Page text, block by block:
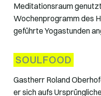
Meditationsraum
Wochenprogramm des
geführte Yogastunden
SOULFOOD
Gastherr Roland
er sich aufs